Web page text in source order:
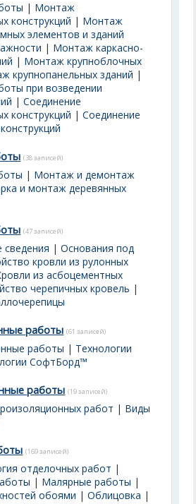
| Монтаж
конструкций | Монтаж
элементов и зданий
| Монтаж каркасно-
| Монтаж крупноблочных
крупнопанельных зданий |
при возведении
|Соединение
конструкций |Соединение
(38 записей)
| Монтаж и демонтаж
и монтаж деревянных
(47 записей)
|Основания под
кровли из рулонных
из асбоцементных
черепичных кровель |
работы (61 записей)
работы | Технологии
СофтБорд™
работы (19 записей)
работ | Виды
(169 записей)
отделочных работ |
| Малярные работы |
обоями |Облицовка |